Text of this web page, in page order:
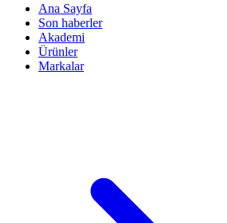
Ana Sayfa
Son haberler
Akademi
Ürünler
Markalar